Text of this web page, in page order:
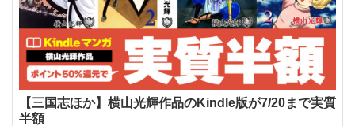
【三国志ほか】横山光輝作品のKindle版が7/20まで実質
半額